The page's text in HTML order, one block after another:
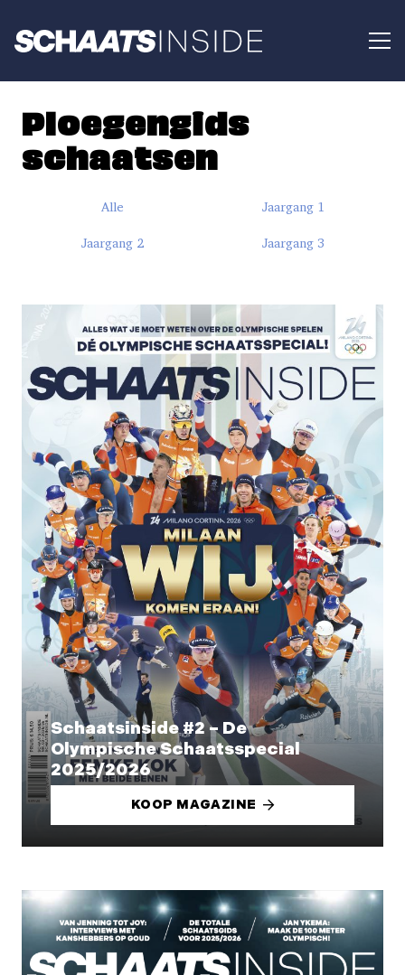
Ploegengids
schaatsen
Alle Jaargang 1
Jaargang 2 Jaargang 3
Schaatsinside #2 – De
Olympische Schaatsspecial
2025/2026
KOOP MAGAZINE